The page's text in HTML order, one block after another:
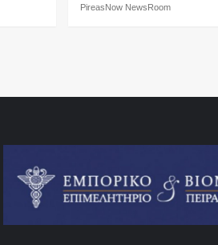
PireasNow NewsRoom